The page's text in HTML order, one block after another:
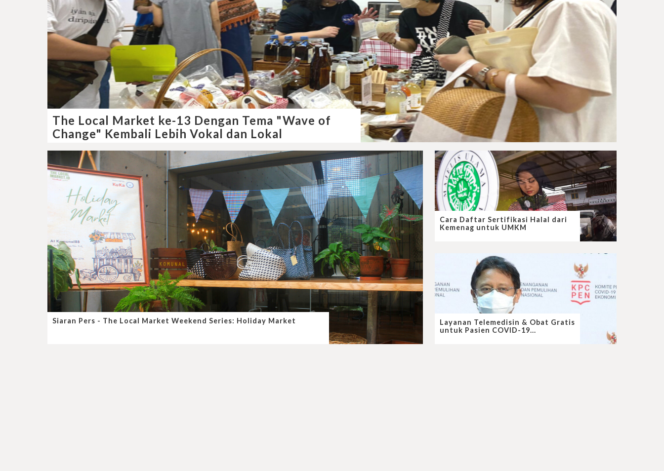
The Local Market ke-13 Dengan Tema "Wave of
Change" Kembali Lebih Vokal dan Lokal
Siaran Pers - The Local Market Weekend Series: Holiday Market
Cara Daftar Sertifikasi Halal dari
Kemenag untuk UMKM
Layanan Telemedisin & Obat Gratis
untuk Pasien COVID-19...